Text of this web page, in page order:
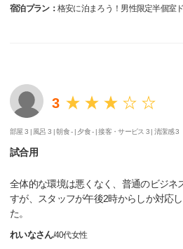
宿泊プラン： 格安に泊まろう！男性限定半個室
3
部屋 3 | 風呂 3 |朝食 - | 夕食 - |接客・サービス 3 |清潔感 3
試合用
全体的な環境は悪くなく、普通のビジネ
すが、スタッフが午後2時からしか対応
た。
れいなさん/40代女性